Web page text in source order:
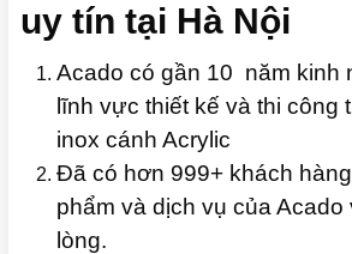
uy tín tại Hà Nội
Acado có gần 10 năm kinh
lĩnh vực thiết kế và thi công
inox cánh Acrylic
Đã có hơn 999+ khách
phẩm và dịch vụ của Acado
lòng.